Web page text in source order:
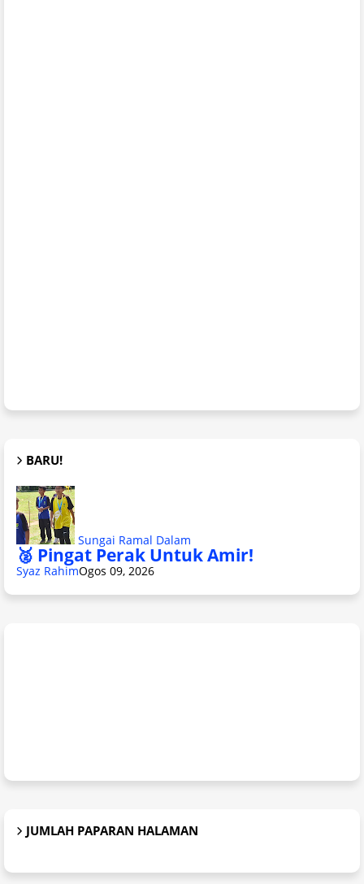
BARU!
Sungai Ramal Dalam
🥈 Pingat Perak Untuk Amir!
Syaz RahimOgos 09, 2026
JUMLAH PAPARAN HALAMAN